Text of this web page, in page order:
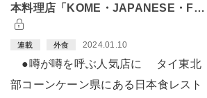
本料理店「KOME・JAPANESE・F…
連載 外食 2024.01.10
●噂が噂を呼ぶ人気店に タイ東北
部コーンケーン県にある日本食レスト